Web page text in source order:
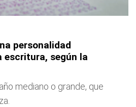
personalidad
escritura, según la
mediano o grande, que